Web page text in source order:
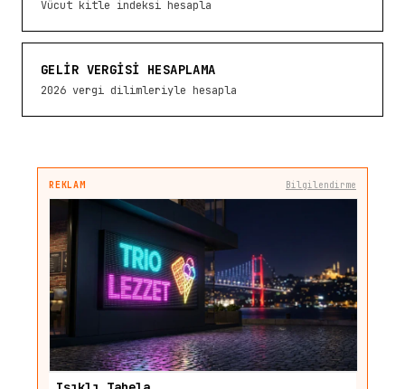
Vücut kitle indeksi hesapla
GELIR VERGISI HESAPLAMA
2026 vergi dilimleriyle hesapla
REKLAM Bilgilendirme